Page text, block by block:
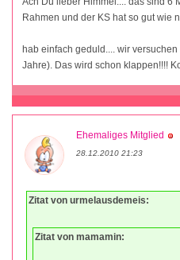
Rahmen und der KS hat so gut wie
hab einfach geduld.... wir
Jahre). Das wird schon klappen!!!!
Ehemaliges Mitglied
28.12.2010 21:23
Zitat von urmelausdemeis:
Zitat von mamamin: